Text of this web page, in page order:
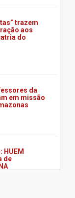
trazem
aos
do
da
em missão
HUEM
de